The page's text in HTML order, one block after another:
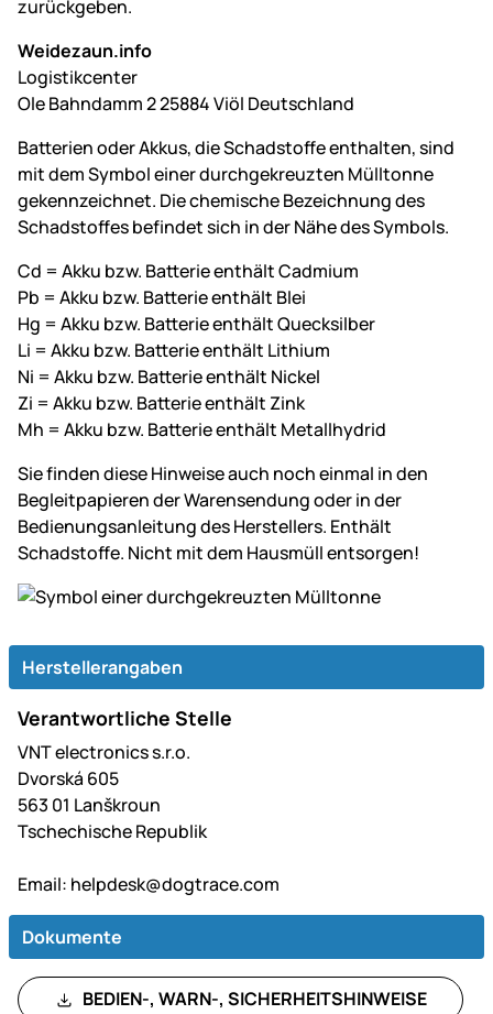
zurückgeben.
Weidezaun.info
Logistikcenter
Ole Bahndamm 2 25884 Viöl Deutschland
Batterien oder Akkus, die Schadstoffe enthalten, sind
mit dem Symbol einer durchgekreuzten Mülltonne
gekennzeichnet. Die chemische Bezeichnung des
Schadstoffes befindet sich in der Nähe des Symbols.
Cd = Akku bzw. Batterie enthält Cadmium
Pb = Akku bzw. Batterie enthält Blei
Hg = Akku bzw. Batterie enthält Quecksilber
Li = Akku bzw. Batterie enthält Lithium
Ni = Akku bzw. Batterie enthält Nickel
Zi = Akku bzw. Batterie enthält Zink
Mh = Akku bzw. Batterie enthält Metallhydrid
Sie finden diese Hinweise auch noch einmal in den
Begleitpapieren der Warensendung oder in der
Bedienungsanleitung des Herstellers. Enthält
Schadstoffe. Nicht mit dem Hausmüll entsorgen!
Herstellerangaben
Verantwortliche Stelle
VNT electronics s.r.o.
Dvorská 605
563 01 Lanškroun
Tschechische Republik
Email: helpdesk@dogtrace.com
Dokumente
BEDIEN-, WARN-, SICHERHEITSHINWEISE